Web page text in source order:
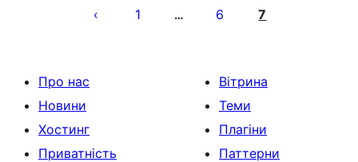
записів
1 … 6 7
Про нас
Новини
Хостинг
Приватність
Вітрина
Теми
Плагіни
Паттерни